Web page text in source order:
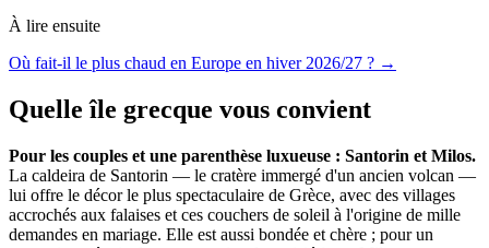
À lire ensuite
Où fait-il le plus chaud en Europe en hiver 2026/27 ? →
Quelle île grecque vous convient
Pour les couples et une parenthèse luxueuse : Santorin et Milos.
La caldeira de Santorin — le cratère immergé d'un ancien volcan —
lui offre le décor le plus spectaculaire de Grèce, avec des villages
accrochés aux falaises et ces couchers de soleil à l'origine de mille
demandes en mariage. Elle est aussi bondée et chère ; pour un